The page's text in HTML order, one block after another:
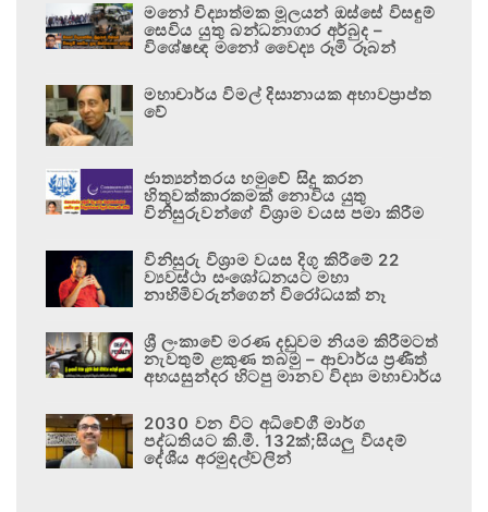
මනෝ විද්‍යාත්මක මූලයන් ඔස්සේ විසඳුම්
සෙවිය යුතු බන්ධනාගාර අර්බුද –
විශේෂඥ මනෝ වෛද්‍ය රූමි රූබන්
මහාචාර්ය විමල් දිසානායක අභාවප්‍රාප්ත
වේ
ජාත්‍යන්තරය හමුවේ සිදු කරන
හිතුවක්කාරකමක් නොවිය යුතු
විනිසුරුවන්ගේ විශ්‍රාම වයස පමා කිරීම
විනිසුරු විශ්‍රාම වයස දිගු කිරීමේ 22
ව්‍යවස්ථා සංශෝධනයට මහා
නාහිමිවරුන්ගෙන් විරෝධයක් නෑ
ශ්‍රී ලංකාවේ මරණ දඬුවම නියම කිරීමටත්
නැවතුම් ළකුණ තබමු – ආචාර්ය ප්‍රණීත්
අභයසුන්දර හිටපු මානව විද්‍යා මහාචාර්ය
2030 වන විට අධිවේගී මාර්ග
පද්ධතියට කි.මී. 132ක්;සියලු වියදම්
දේශීය අරමුදල්වලින්